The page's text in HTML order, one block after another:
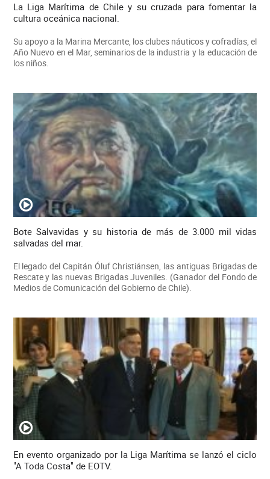
La Liga Marítima de Chile y su cruzada para fomentar la
cultura oceánica nacional.
Su apoyo a la Marina Mercante, los clubes náuticos y cofradías, el
Año Nuevo en el Mar, seminarios de la industria y la educación de
los niños.
Bote Salvavidas y su historia de más de 3.000 mil vidas
salvadas del mar.
El legado del Capitán Óluf Christiánsen, las antiguas Brigadas de
Rescate y las nuevas Brigadas Juveniles. (Ganador del Fondo de
Medios de Comunicación del Gobierno de Chile).
En evento organizado por la Liga Marítima se lanzó el ciclo
"A Toda Costa" de EOTV.